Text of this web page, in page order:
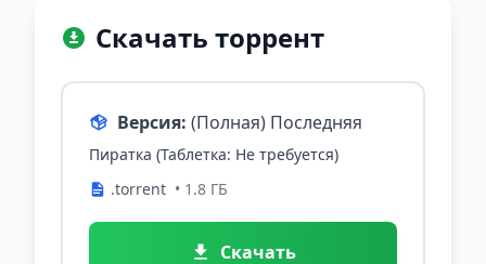
Скачать торрент
Версия: (Полная) Последняя
Пиратка (Таблетка: Не требуется)
.torrent • 1.8 ГБ
Скачать